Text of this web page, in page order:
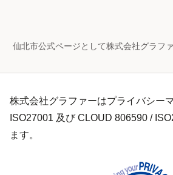
仙北市公式ページとして株式会社グラフ
株式会社グラファーはプライバシー
ISO27001 及び CLOUD 806590 /
ます。